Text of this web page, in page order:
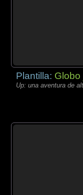
Plantilla: Globo
Up: una aventura de